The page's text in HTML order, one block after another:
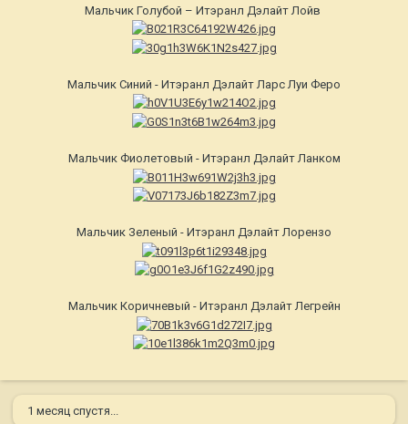
Мальчик Голубой – Итэранл Дэлайт Лойв
Мальчик Синий - Итэранл Дэлайт Ларс Луи Феро
Мальчик Фиолетовый - Итэранл Дэлайт Ланком
Мальчик Зеленый - Итэранл Дэлайт Лорензо
Мальчик Коричневый - Итэранл Дэлайт Легрейн
1 месяц спустя...